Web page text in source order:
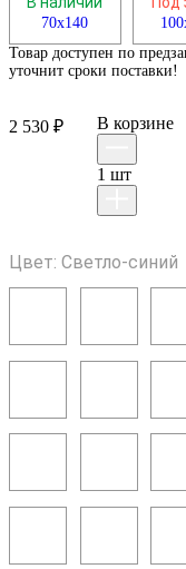
70х140
Товар доступен по
уточнит сроки поставки!
2 530 ₽ В корзинe
1 шт
Цвет: Светло-синий